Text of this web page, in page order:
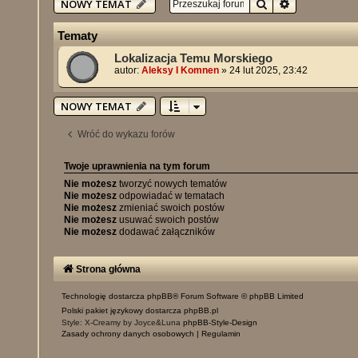
NOWY TEMAT
Szukaj
Tematy
Lokalizacja Temu Morskiego
autor:Aleksy I Komnen »24 lut 2025, 23:42
NOWY TEMAT
Wróć do wykazu forów
Twoje uprawnienia na tym forum
Nie możesz tworzyć nowych tematów
Nie możesz odpowiadać w tematach
Nie możesz zmieniać swoich postów
Nie możesz usuwać swoich postów
Nie możesz dodawać załączników
Strona główna
Technologię dostarczaphpBB® Forum Software © phpBB Limited
Polski pakiet językowy dostarczaphpBB.pl
Style: X-Creamy by Joyce&LunaphpBB-Style-Design
Zasady ochrony danych osobowych |Regulamin